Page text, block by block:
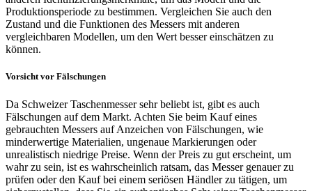
Produktionsperiode zu bestimmen. Vergleichen Sie auch den
Zustand und die Funktionen des Messers mit anderen
vergleichbaren Modellen, um den Wert besser einschätzen zu
können.
Vorsicht vor Fälschungen
Da Schweizer Taschenmesser sehr beliebt ist, gibt es auch
Fälschungen auf dem Markt. Achten Sie beim Kauf eines
gebrauchten Messers auf Anzeichen von Fälschungen, wie
minderwertige Materialien, ungenaue Markierungen oder
unrealistisch niedrige Preise. Wenn der Preis zu gut erscheint, um
wahr zu sein, ist es wahrscheinlich ratsam, das Messer genauer zu
prüfen oder den Kauf bei einem seriösen Händler zu tätigen, um